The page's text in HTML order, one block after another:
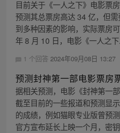
目前关于《一人之下》电影票
预测其总票房高达 34 亿，但
到多种因素的影响，实际票房
年 8 月 10 日，电影《一人之
1 个回答 2024年09月08日 13:27
预测封神第一部电影票房
据相关预测，电影《封神第一
截至目前的一些报道和预测显
的成绩，例如猫眼专业版曾预
官方宣布延长上映一个月，密